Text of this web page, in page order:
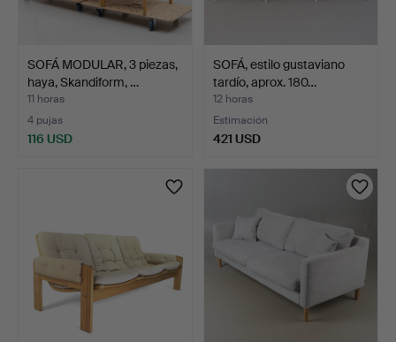
SOFÁ MODULAR, 3 piezas,
haya, Skandiform, …
11 horas
4 pujas
116 USD
SOFÁ, estilo gustaviano
tardío, aprox. 180…
12 horas
Estimación
421 USD